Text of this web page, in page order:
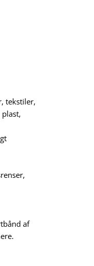
tekstiler,
af